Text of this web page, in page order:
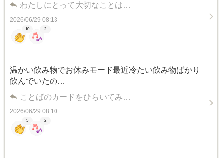
わたしにとって大切なことは…
2026/06/29 08:13
10 2
温かい飲み物でお休みモード最近冷たい飲み物ばかり
飲んでいたの…
ことばのカードをひらいてみ…
2026/06/29 08:10
5 2